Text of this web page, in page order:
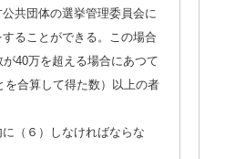
共団体の選挙管理委員会に
ることができる。この場合
40万を超える場合にあつて
を合算して得た数）以上の者
（６）しなければならな